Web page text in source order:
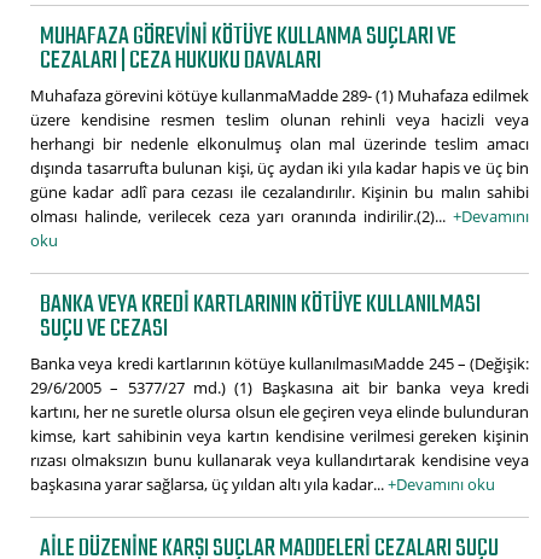
MUHAFAZA GÖREVINI KÖTÜYE KULLANMA SUÇLARI VE
CEZALARI | CEZA HUKUKU DAVALARI
Muhafaza görevini kötüye kullanmaMadde 289- (1) Muhafaza edilmek
üzere kendisine resmen teslim olunan rehinli veya hacizli veya
herhangi bir nedenle elkonulmuş olan mal üzerinde teslim amacı
dışında tasarrufta bulunan kişi, üç aydan iki yıla kadar hapis ve üç bin
güne kadar adlî para cezası ile cezalandırılır. Kişinin bu malın sahibi
olması halinde, verilecek ceza yarı oranında indirilir.(2)... +Devamını
oku
BANKA VEYA KREDI KARTLARININ KÖTÜYE KULLANILMASI
SUÇU VE CEZASI
Banka veya kredi kartlarının kötüye kullanılmasıMadde 245 – (Değişik:
29/6/2005 – 5377/27 md.) (1) Başkasına ait bir banka veya kredi
kartını, her ne suretle olursa olsun ele geçiren veya elinde bulunduran
kimse, kart sahibinin veya kartın kendisine verilmesi gereken kişinin
rızası olmaksızın bunu kullanarak veya kullandırtarak kendisine veya
başkasına yarar sağlarsa, üç yıldan altı yıla kadar...+Devamını oku
AILE DÜZENINE KARŞI SUÇLAR MADDELERI CEZALARI SUÇU